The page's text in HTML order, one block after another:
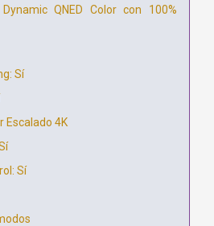
QNED Color con 100%
Sí
Escalado 4K
Sí